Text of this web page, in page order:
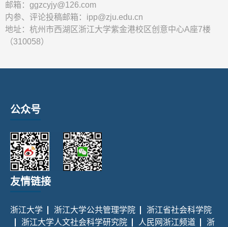
邮箱：ggzcyjy@126.com
内参、评论投稿邮箱：ipp@zju.edu.cn
地址：杭州市西湖区浙江大学紫金港校区创意中心A座7楼
（310058）
公众号
友情链接
浙江大学 浙江大学公共管理学院
浙江省社会科学院
浙江大学人文社会科学研究院
人民网浙江频道 浙